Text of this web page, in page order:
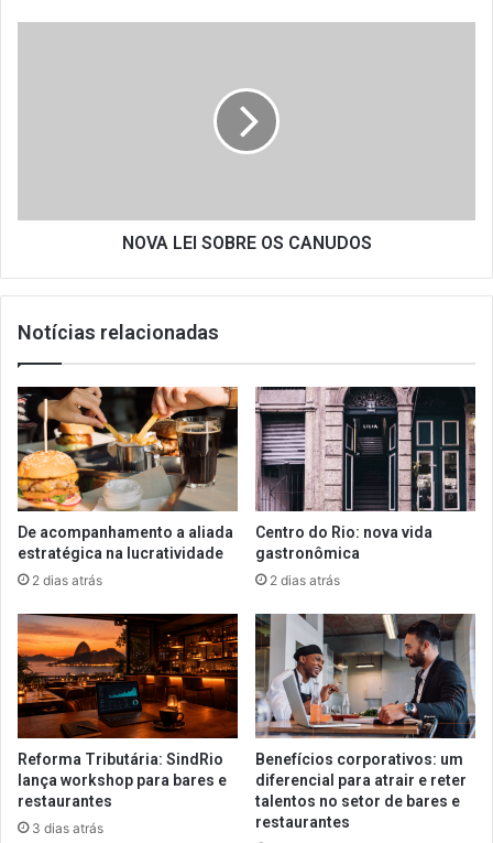
NOVA LEI SOBRE OS CANUDOS
Notícias relacionadas
De acompanhamento a aliada
estratégica na lucratividade
2 dias atrás
Centro do Rio: nova vida
gastronômica
2 dias atrás
Reforma Tributária: SindRio
lança workshop para bares e
restaurantes
3 dias atrás
Benefícios corporativos: um
diferencial para atrair e reter
talentos no setor de bares e
restaurantes